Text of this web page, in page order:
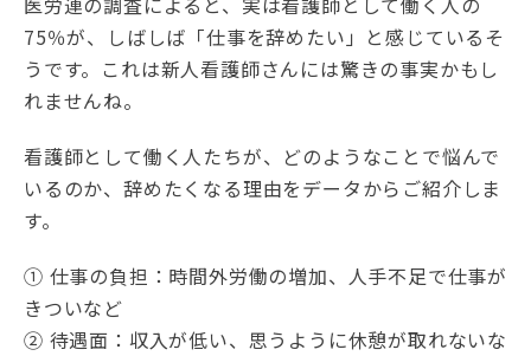
75％が、しばしば「仕事を辞めたい」と感じているそ
うです。これは新人看護師さんには驚きの事実かもし
れませんね。
看護師として働く人たちが、どのようなことで悩んで
いるのか、辞めたくなる理由をデータからご紹介しま
す。
① 仕事の負担：時間外労働の増加、人手不足で仕事が
きついなど
② 待遇面：収入が低い、思うように休憩が取れないな